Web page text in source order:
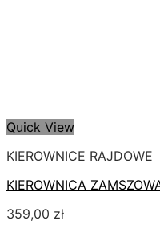
Quick View
KIEROWNICE RAJDOWE
KIEROWNICA
359,00 zł